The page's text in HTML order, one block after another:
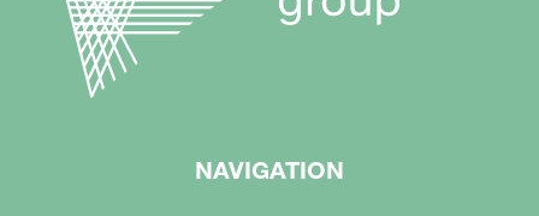
NAVIGATION